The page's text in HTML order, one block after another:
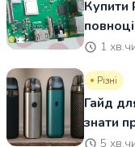
Купити
1
Різні
Гайд
знати
5